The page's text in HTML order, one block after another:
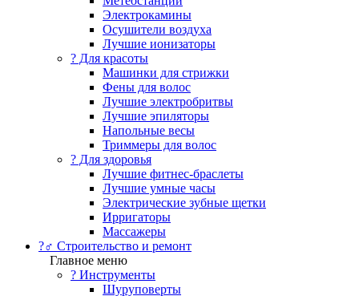
Электрокамины
Осушители воздуха
Лучшие ионизаторы
? Для красоты
Машинки для стрижки
Фены для волос
Лучшие электробритвы
Лучшие эпиляторы
Напольные весы
Триммеры для волос
? Для здоровья
Лучшие фитнес-браслеты
Лучшие умные часы
Электрические зубные щетки
Ирригаторы
Массажеры
?‍♂️ Строительство и ремонт
Главное меню
?️ Инструменты
Шуруповерты